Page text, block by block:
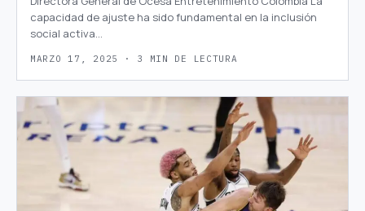
capacidad de ajuste ha sido fundamental en la inclusión
social activa…
MARZO 17, 2025 · 3 MIN DE LECTURA